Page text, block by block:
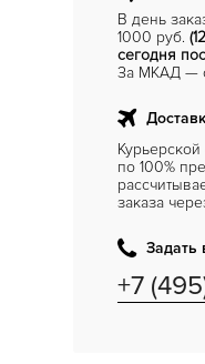
В день
1000 руб.
сегодня
За МКАД —
по 100%
заказа
Задать
+7